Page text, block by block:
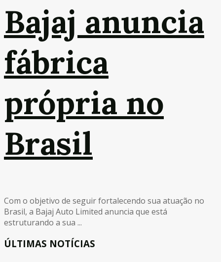
Bajaj anuncia
fábrica
própria no
Brasil
Com o objetivo de seguir fortalecendo sua atuação no
Brasil, a Bajaj Auto Limited anuncia que está
estruturando a sua ...
ÚLTIMAS NOTÍCIAS